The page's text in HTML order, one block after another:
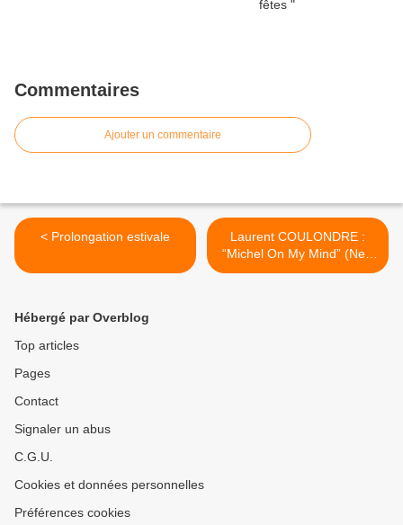
Commentaires
Ajouter un commentaire
< Prolongation estivale
Laurent COULONDRE :
“Michel On My Mind” (New
World / L’autre distribution)
Hébergé par Overblog
Top articles
Pages
Contact
Signaler un abus
C.G.U.
Cookies et données personnelles
Préférences cookies